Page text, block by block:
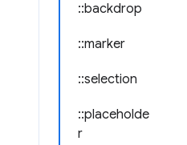
::backdrop
::marker
::selection
::placeholde
r